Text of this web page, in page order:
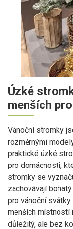
Úzké
menších
Vánoční stromky
rozměrnými
praktické úzké
pro domácnosti,
stromky se
zachovávají
pro vánoční
menších místností
důležitý, ale bez